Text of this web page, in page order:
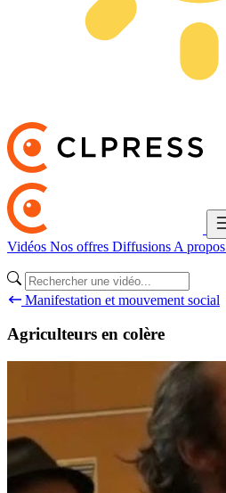
Vidéos Nos offres Diffusions A propos
Manifestation et mouvement social
Agriculteurs en colère